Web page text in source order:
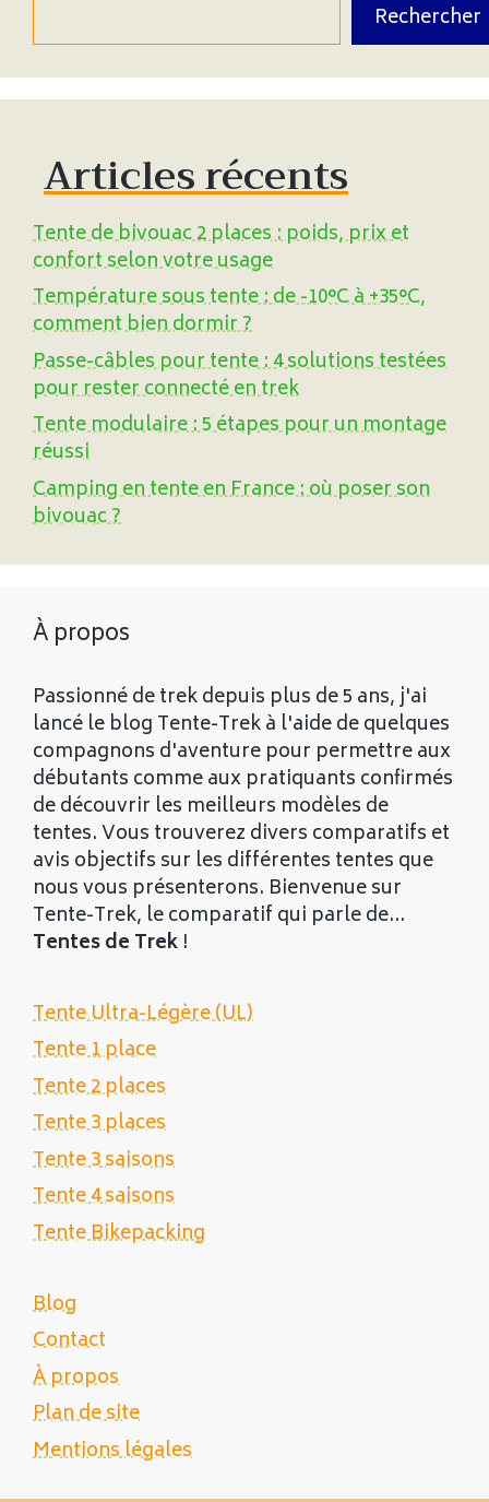
Rechercher
Articles récents
Tente de bivouac 2 places : poids, prix et
confort selon votre usage
Température sous tente : de -10°C à +35°C,
comment bien dormir ?
Passe-câbles pour tente : 4 solutions testées
pour rester connecté en trek
Tente modulaire : 5 étapes pour un montage
réussi
Camping en tente en France : où poser son
bivouac ?
À propos
Passionné de trek depuis plus de 5 ans, j'ai
lancé le blog Tente-Trek à l'aide de quelques
compagnons d'aventure pour permettre aux
débutants comme aux pratiquants confirmés
de découvrir les meilleurs modèles de
tentes. Vous trouverez divers comparatifs et
avis objectifs sur les différentes tentes que
nous vous présenterons. Bienvenue sur
Tente-Trek, le comparatif qui parle de...
Tentes de Trek !
Tente Ultra-Légère (UL)
Tente 1 place
Tente 2 places
Tente 3 places
Tente 3 saisons
Tente 4 saisons
Tente Bikepacking
Blog
Contact
À propos
Plan de site
Mentions légales